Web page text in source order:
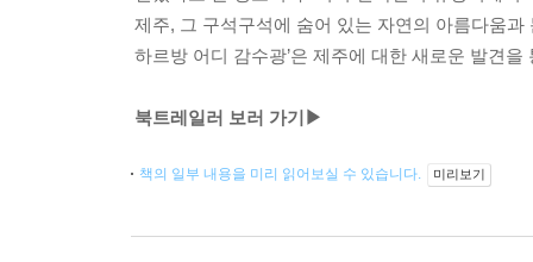
제주, 그 구석구석에 숨어 있는 자연의 아름다움
하르방 어디 감수광’은 제주에 대한 새로운 발견
북트레일러 보러 가기▶
책의 일부 내용을 미리 읽어보실 수 있습니다. 미리보기